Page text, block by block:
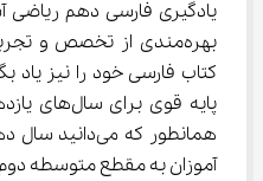
یادگیری فارسی دهم
بهره‌مندی از تخصص و
پایه قوی
همانطور که